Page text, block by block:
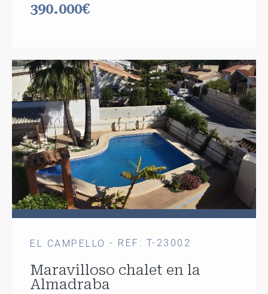
390.000€
EL CAMPELLO - REF: T-23002
Maravilloso chalet en la
Almadraba